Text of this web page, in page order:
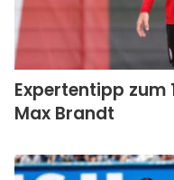
Expertentipp zum
Max Brandt